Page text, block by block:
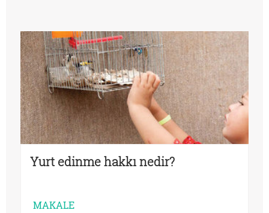
Yurt edinme hakkı nedir?
MAKALE